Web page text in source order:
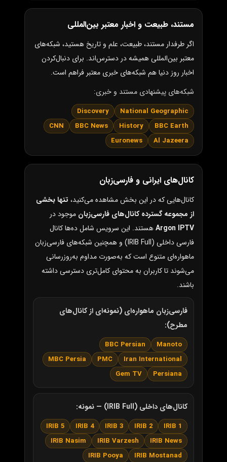
مستند، طبیعت و اخبار معتبر بین‌المللی
اگر طرفدار مستند، طبیعت، علم و تاریخ هستید، شبکه‌های
معتبر بین‌المللی همیشه در دسترس‌اند. برای دنبال‌کردن
اخبار روز دنیا هم شبکه‌های خبری معتبر فراهم است.
شبکه‌های پیشنهادی مستند و خبری:
National Geographic
Discovery
BBC Earth
History
BBC News
CNN
Al Jazeera
Euronews
کانال‌های ایرانی و فارسی‌زبان
کانال‌هایی که در این بخش مشاهده می‌کنید، تنها بخشی
از مجموعه گسترده کانال‌های فارسی‌زبان موجود در
Argon IPTVهستند. این سرویس شامل ده‌ها کانال
فارسی داخلی (IRIB Full) و همچنین شبکه‌های فارسی‌زبان
ماهواره‌ای متنوع است که به‌صورت مداوم به‌روزرسانی
می‌شوند تا کاربران به محتوای کامل‌تری دسترسی داشته
باشند.
فارسی‌زبان ماهواره‌ای (نمونه‌ای از کانال‌های
مطرح):
Manoto
BBC Persian
Iran International
PMC
MBC Persia
Persiana
Gem TV
کانال‌های داخلی (IRIB Full) — نمونه:
IRIB 1
IRIB 2
IRIB 3
IRIB 4
IRIB 5
IRIB News
IRIB Varzesh
IRIB Nasim
IRIB Mostanad
IRIB Pooya